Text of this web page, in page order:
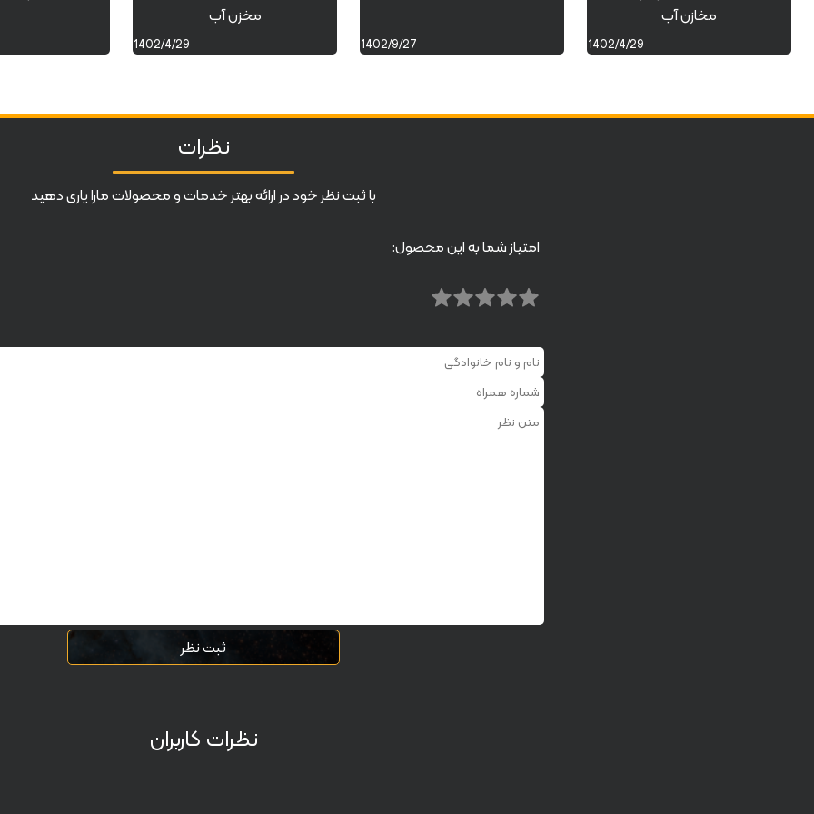
مخازن آب
1402/4/29
1402/9/27
مخزن آب
1402/4/29
نظرات
با ثبت نظر خود در ارائه بهتر خدمات و محصولات مارا یاری دهید
امتیاز شما به این محصول:
ثبت نظر
نظرات کاربران